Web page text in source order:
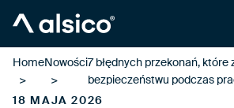
HomeNowości7 błędnych przekonań, które
bezpieczeństwu podczas
18 MAJA 2026